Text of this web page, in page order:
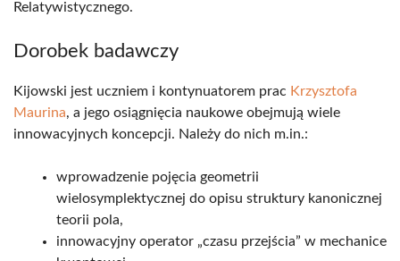
Relatywistycznego.
Dorobek badawczy
Kijowski jest uczniem i kontynuatorem prac Krzysztofa
Maurina, a jego osiągnięcia naukowe obejmują wiele
innowacyjnych koncepcji. Należy do nich m.in.:
wprowadzenie pojęcia geometrii
wielosymplektycznej do opisu struktury kanonicznej
teorii pola,
innowacyjny operator „czasu przejścia” w mechanice